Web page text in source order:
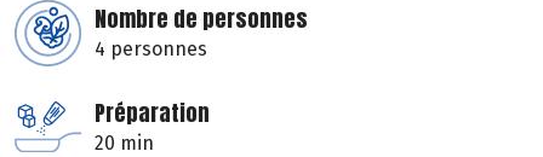
Nombre de personnes
4 personnes
Préparation
20 min